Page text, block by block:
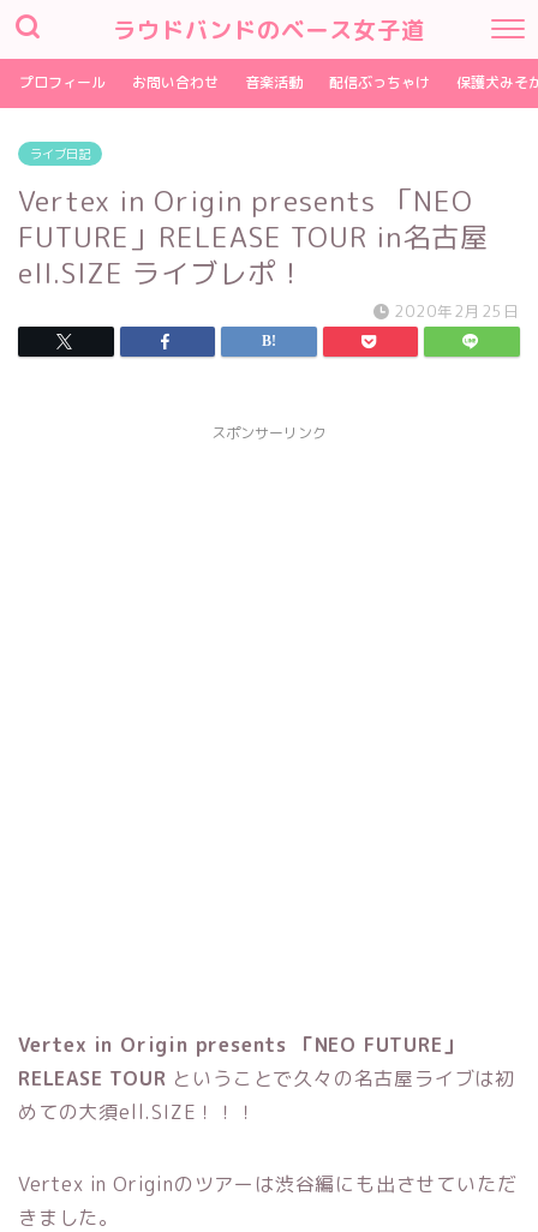
ラウドバンドのベース女子道
プロフィール お問い合わせ 音楽活動 配信ぶっちゃけ 保護犬みそ
ライブ日記
Vertex in Origin presents 「NEO
FUTURE」RELEASE TOUR in名古屋
ell.SIZE ライブレポ！
2020年2月25日
スポンサーリンク
Vertex in Origin presents 「NEO FUTURE」
RELEASE TOUR ということで久々の名古屋ライブは初
めての大須ell.SIZE！！！
Vertex in Originのツアーは渋谷編にも出させていただ
きました。